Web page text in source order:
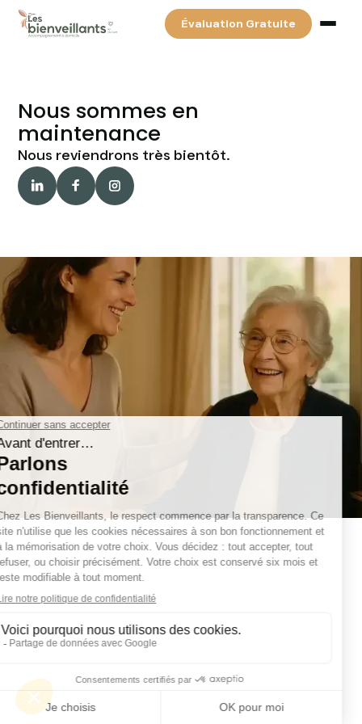
Évaluation Gratuite
Tarifs & Financements
Partenaires
Contact
Recherchez votre auxiliaire de vie
dans les Alpes-Maritimes
Où vit la personne à accompagner ?
Nous sommes en
maintenance
Nous reviendrons très bientôt.